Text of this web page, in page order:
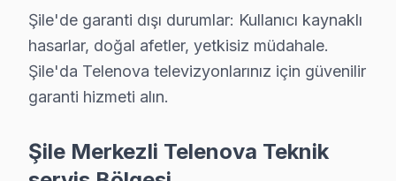
S: Şile'de ekran donması ya da bulanıklık neden olur?
C: Panel teknolojisine, LED aydınlatma sistemine, T-
S: Şile'de LED TV açılıp kapanması ne gösteriyor?
S: "Turuncu ışık yanıyor ama görüntüleme sistemi
C: Standby modu çalışıyor ama ana devre sorun
Şile'de garanti dışı durumlar: Kullanıcı kaynaklı
hasarlar, doğal afetler, yetkisiz müdahale.
Şile'da Telenova televizyonlarınız için güvenilir
garanti hizmeti alın.
Şile Merkezli Telenova Teknik